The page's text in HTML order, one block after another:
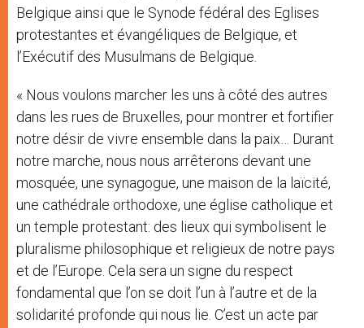
Belgique ainsi que le Synode fédéral des Eglises
protestantes et évangéliques de Belgique, et
l’Exécutif des Musulmans de Belgique.
« Nous voulons marcher les uns à côté des autres
dans les rues de Bruxelles, pour montrer et fortifier
notre désir de vivre ensemble dans la paix… Durant
notre marche, nous nous arrêterons devant une
mosquée, une synagogue, une maison de la laïcité,
une cathédrale orthodoxe, une église catholique et
un temple protestant: des lieux qui symbolisent le
pluralisme philosophique et religieux de notre pays
et de l’Europe. Cela sera un signe du respect
fondamental que l’on se doit l’un à l’autre et de la
solidarité profonde qui nous lie. C’est un acte par